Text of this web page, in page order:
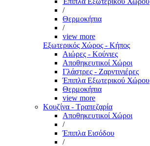
/
Θερμοκήπια
/
view more
Εξωτερικός Χώρος - Κήπος
Αιώρες - Κούνιες
Αποθηκευτικοί Χώροι
Γλάστρες - Ζαρντινιέρες
Έπιπλα Εξωτερικού Χώρου
Θερμοκήπια
view more
Κουζίνα - Τραπεζαρία
Αποθηκευτικοί Χώροι
/
Έπιπλα Εισόδου
/